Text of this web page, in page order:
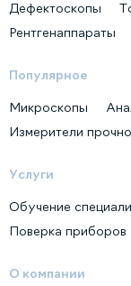
Дефектоскопы
Рентгенаппараты
Популярное
Микроскопы
Измерители
Услуги
Обучение
Поверка приборов
О компании